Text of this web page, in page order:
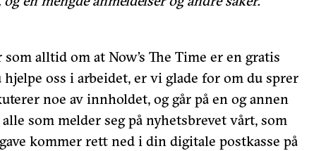
alltid om at Now’s The Time er en gratis
oss i arbeidet, er vi glade for om du sprer
noe av innholdet, og går på en og annen
som melder seg på nyhetsbrevet vårt, som
kommer rett ned i din digitale postkasse på